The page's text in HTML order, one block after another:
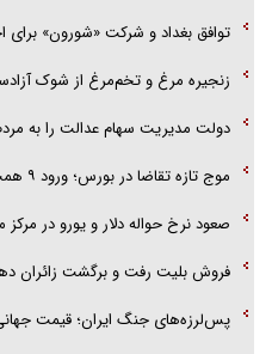
توافق بغداد و شرکت «شورون»
زنجیره مرغ و تخم‌مرغ از شوک
دولت مدیریت سهام عدالت را به
موج تازه تقاضا در بورس؛ ورود ۹ همت پول جدید
صعود نرخ حواله دلار و یورو در مرکز
فروش بلیت رفت و برگشت زائران دهه
پس‌لرزه‌های جنگ ایران؛ قیمت